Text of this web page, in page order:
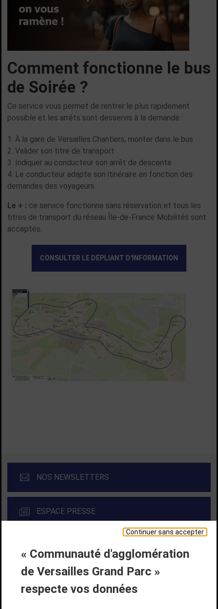
Continuer sans accepter
« Communauté d'agglomération
de Versailles Grand Parc »
respecte vos données
Comment fonctionne le bus
de Soirée ?
Ce service vous permet de rentrer le plus rapidement
possible et les arrêts sont desservis à la demande :
À la gare de Versailles Chantiers, monter dans le bus
Valider son titre de transport
Indiquer au conducteur son arrêt de descente
Le conducteur adapte son itinéraire en fonction des
demandes des voyageurs.
Le + : ce service fonctionne sans réservation et tous les
titres de transport du réseau Île-de-France Mobilités sont
acceptés.
CONSULTER LE DÉPLIANT D'INFORMATION
NOS NEWSLETTERS
ESPACE PRESSE
Liens bas de page
CONTACT MENTIONS LÉGALES
PLAN DE SITE
ACCESSIBILITÉ NUMÉRIQUE
GESTION DES COOKIES
Suivez-nous
SUIVEZ-NOUS SUR